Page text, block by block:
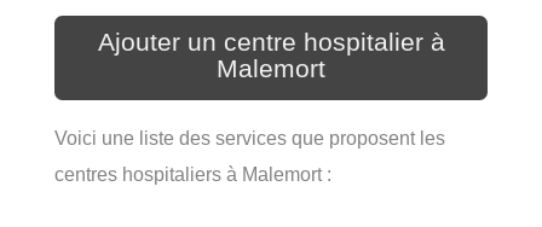
Ajouter un centre hospitalier à
Malemort
Voici une liste des services que proposent les
centres hospitaliers à Malemort :